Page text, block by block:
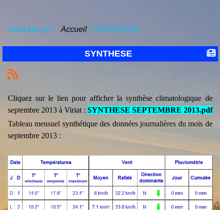
Vous êtes ici : Accueil » SYNTHESE
SYNTHESE
Cliquez sur le lien pour afficher la synthèse climatologique de
septembre 2013 à Viriat : SYNTHESE SEPTEMBRE 2013.pdf
Tableau mensuel synthétique des données journalières du mois de
septembre 2013 :